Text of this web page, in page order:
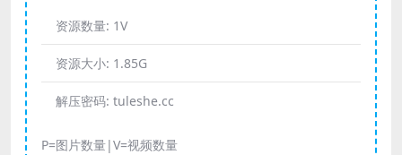
资源数量: 1V
资源大小: 1.85G
解压密码: tuleshe.cc
P=图片数量|V=视频数量